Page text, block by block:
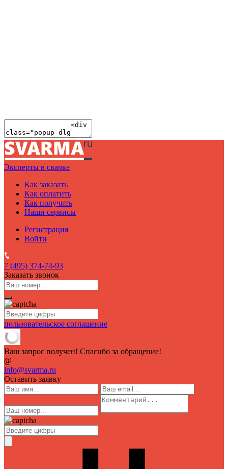
Эксперты в сварке
Как заказать
Как оплатить
Как получить
Наши сервисы
Регистрация
Войти
7 (495) 374-74-93
Заказать звонок
пользовательское соглашение
Ваш запрос получен! Спасибо за обращение!
@
info@svarma.ru
Оставить заявку